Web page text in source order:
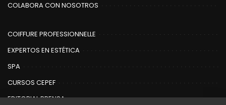
COLABORA CON NOSOTROS
COIFFURE PROFESSIONNELLE
EXPERTOS EN ESTÉTICA
SPA
CURSOS CEPEF
EDITORIAL PRENSA